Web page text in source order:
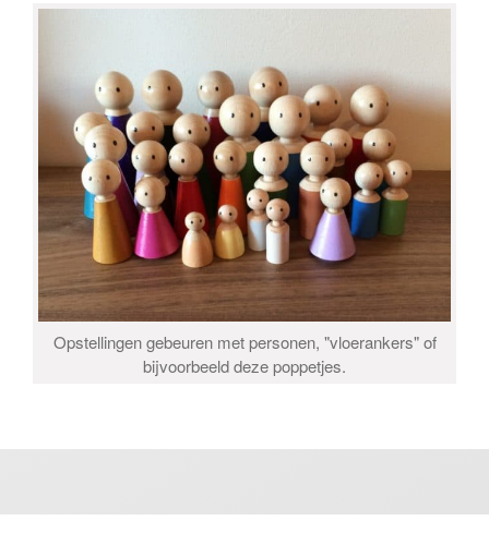
Opstellingen gebeuren met personen, "vloerankers" of
bijvoorbeeld deze poppetjes.